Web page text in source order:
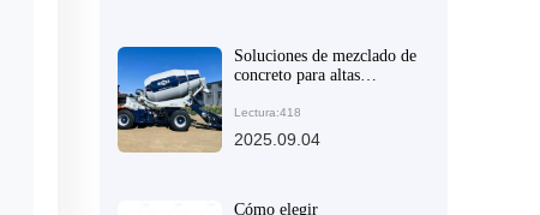
Soluciones de mezclado de
concreto para altas
Recomendación de equipos
para proyectos medianos y
Lectura:418
2025.09.04
Cómo elegir